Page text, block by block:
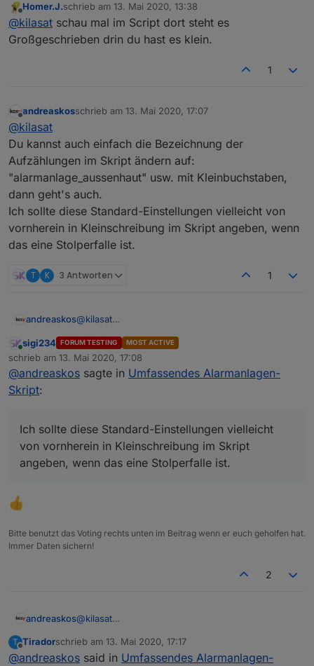
ist auch so gemacht, leider läuft es trotzdem noch nicht
bei mir.
Offline
Homer.J.schrieb am 13. Mai 2020, 13:38
zuletzt editiert von
@kilasat schau mal im Script dort steht es
Großgeschrieben drin du hast es klein.
1
Offline
andreaskosschrieb am 13. Mai 2020, 17:07
zuletzt editiert von
@kilasat
Du kannst auch einfach die Bezeichnung der
Aufzählungen im Skript ändern auf:
"alarmanlage_aussenhaut" usw. mit Kleinbuchstaben,
dann geht's auch.
Ich sollte diese Standard-Einstellungen vielleicht von
vornherein in Kleinschreibung im Skript angeben, wenn
das eine Stolperfalle ist.
T K 3 Antworten 1
andreaskos@kilasat
Aufzählungen im Skript ändern auf:
"alarmanlage_aussenhaut" usw. mit
Kleinbuchstaben, dann geht's auch.
Online
sigi234 FORUM TESTING MOST ACTIVE
schrieb am 13. Mai 2020, 17:08
zuletzt editiert von
@andreaskos sagte in Umfassendes Alarmanlagen-
Skript:
Ich sollte diese Standard-Einstellungen vielleicht
von vornherein in Kleinschreibung im Skript
angeben, wenn das eine Stolperfalle ist.
Bitte benutzt das Voting rechts unten im Beitrag wenn er euch geholfen hat.
Immer Daten sichern!
2
andreaskos@kilasat
Aufzählungen im Skript ändern auf:
"alarmanlage_aussenhaut" usw. mit
T
Offline
Tiradorschrieb am 13. Mai 2020, 17:17
zuletzt editiert von
@andreaskos said in Umfassendes Alarmanlagen-